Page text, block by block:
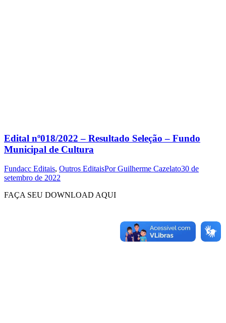
Edital nº018/2022 – Resultado Seleção – Fundo
Municipal de Cultura
Fundacc Editais, Outros EditaisPorGuilherme Cazelato30 de
setembro de 2022
FAÇA SEU DOWNLOAD AQUI